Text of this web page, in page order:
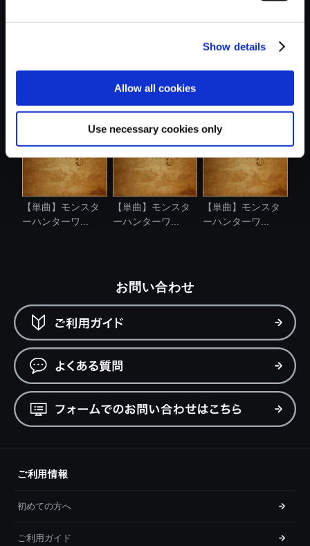
Show details
Allow all cookies
Use necessary cookies only
【単曲】モンスタ
【単曲】モンスタ
ーハンターワ...
【単曲】モンスタ
【単曲】モンスタ
ーハンターワ...
【単曲】モンスタ
ーハンターワ...
【単曲】モンスタ
ーハンターワ...
お問い合わせ
ご利用情報
初めての方へ
ご利用ガイド